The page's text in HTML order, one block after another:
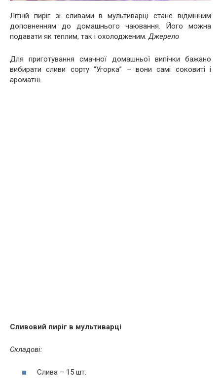
Літній пиріг зі сливами в мультиварці стане відмінним
доповненням до домашнього чаювання. Його можна
подавати як теплим, так і охолодженим. Джерело
Для приготування смачної домашньої випічки бажано
вибирати сливи сорту “Угорка” – вони самі соковиті і
ароматні.
Сливовий пиріг в мультиварці
Складові:
Слива – 15 шт.